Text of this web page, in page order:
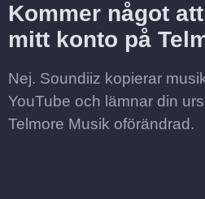
Kommer något
mitt konto på
Nej. Soundiiz kopierar
YouTube och lämnar din
Telmore Musik oförändrad.